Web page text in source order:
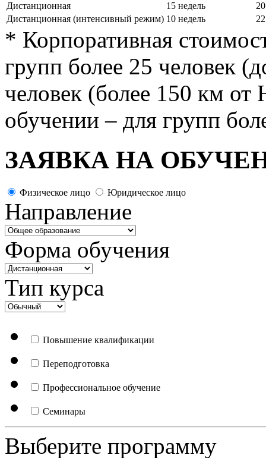
Дистанционная
15 недель
Дистанционная (интенсивный режим) 10 недель
* Корпоративная
групп более 25 человек
человек (более 150 км
обучении – для групп
ЗАЯВКА НА
Физическое лицо Юридическое лицо
Направление
Форма обучения
Тип курса
Повышение квалификации
Переподготовка
Профессиональное обучение
Семинары
Выберите программу